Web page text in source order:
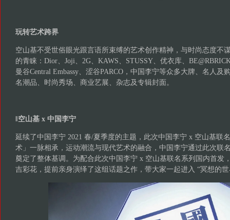
玩转艺术跨界
空山基不受世俗眼光跟言语所束缚的艺术创作精神，与时尚态度不
的青睐：Dior、Joji、2G、KAWS、STUSSY、优衣库、
曼谷Central Embassy、涩谷PARCO，中国李宁等众多大牌、名人及
名潮品、时尚秀场、商业艺展、杂志及专辑封面。
‖空山基 x 中国李宁
延续了中国李宁 2021 春/夏季度的主题，此次中国李宁 x 空山基联
术」一脉相承，运动潮流与现代艺术的融合，中国李宁通过此次联
奠定了整体基调。为配合此次中国李宁 x 空山基联名系列国内首发
吉彩花，提前亲身演绎了这组话题之作，带大家一起进入 “冥想的世